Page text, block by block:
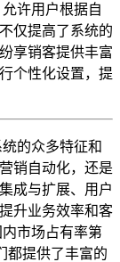
许用户根据自
仅提高了系统的
享销客提供丰富
个性化设置，提
的众多特征和
销自动化，还是
成与扩展、用户
升业务效率和客
市场占有率第
都提供了丰富的